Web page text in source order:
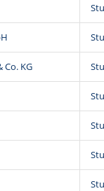
Co. KG